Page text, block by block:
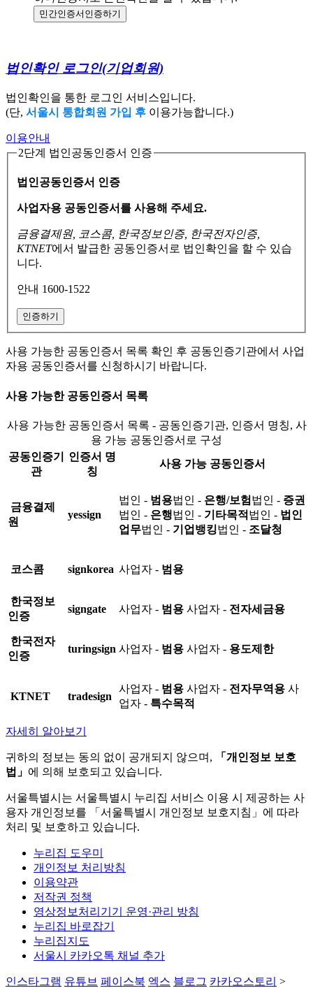
민간인증서 인증하기
법인확인 로그인(기업회원)
법인확인을 통한 로그인 서비스입니다.
(단, 서울시 통합회원 가입 후 이용가능합니다.)
이용안내
2단계 법인공동인증서 인증
법인공동인증서 인증
사업자용 공동인증서를 사용해 주세요.
금융결제원, 코스콤, 한국정보인증, 한국전자인증,
KTNET에서 발급한 공동인증서로 법인확인을 할 수 있습
니다.
안내 1600-1522
인증하기
사용 가능한 공동인증서 목록 확인 후 공동인증기관에서 사업
자용 공동인증서를 신청하시기 바랍니다.
사용 가능한 공동인증서 목록
사용 가능한 공동인증서 목록 - 공동인증기관, 인증서 명칭, 사
용 가능 공동인증서로 구성
공동인증기
관
인증서 명
칭
사용 가능 공동인증서
금융결제
원
yessign
법인 - 범용법인 - 은행/보험 법인 - 증권
법인 - 은행법인 - 기타목적 법인 - 법인
업무법인 - 기업뱅킹법인 - 조달청
코스콤 signkorea 사업자 - 범용
한국정보
인증
signgate 사업자 - 범용 사업자 - 전자세금용
한국전자
인증
turingsign 사업자 - 범용 사업자 - 용도제한
KTNET tradesign
사업자 - 범용 사업자 - 전자무역용 사
업자 - 특수목적
자세히 알아보기
귀하의 정보는 동의 없이 공개되지 않으며,
「개인정보 보호
법」 에 의해 보호되고 있습니다.
서울특별시는 서울특별시 누리집 서비스 이용 시 제공하는 사
용자 개인정보를 「서울특별시 개인정보 보호지침」에 따라
처리 및 보호하고 있습니다.
누리집 도우미
개인정보 처리방침
이용약관
저작권 정책
영상정보처리기기 운영·관리 방침
누리집 바로잡기
누리집지도
서울시 카카오톡 채널 추가
인스타그램 유튜브 페이스북 엑스 블로그 카카오스토리 >